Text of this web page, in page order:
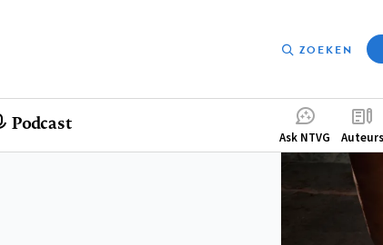
ZOEKEN
Podcast
menu
Ask NTVG Auteurs